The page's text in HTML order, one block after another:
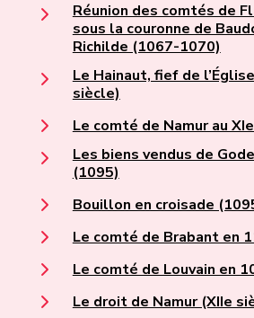
Réunion des comtés de
sous la couronne de
Richilde (1067-1070)
Le Hainaut, fief de
siècle)
Le comté de Namur au
Les biens vendus de
(1095)
Bouillon en croisade
Le comté de Brabant en
Le comté de Louvain en
Le droit de Namur (XIIe